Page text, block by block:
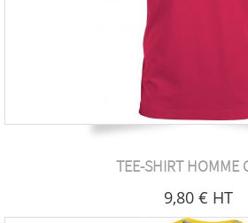
TEE-SHIRT HOMME
9,80 € HT